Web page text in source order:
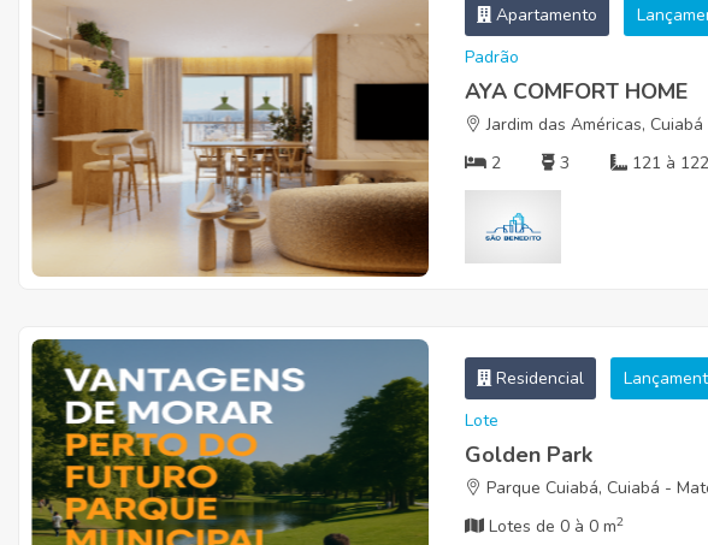
Apartamento
Padrão
AYA COMFORT HOME
Jardim das Américas,
2
3 121 à
Residencial
Lote
Golden Park
Parque Cuiabá, Cuiabá -
Lotes de 0 à 0 m2